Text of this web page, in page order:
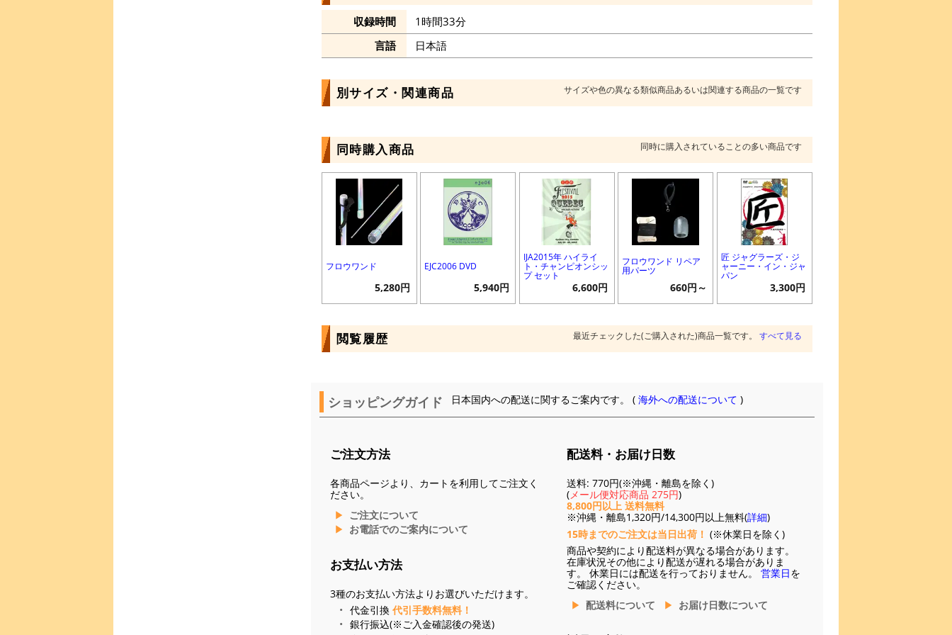
収録時間
1時間33分
言語
日本語
別サイズ・関連商品 サイズや色の異なる類似商品あるいは関連する商品の一覧です
同時購入商品 同時に購入されていることの多い商品です
フロウワンド
5,280円
EJC2006 DVD
5,940円
IJA2015年 ハイライ
ト・チャンピオンシッ
プ セット
6,600円
フロウワンド リペア
用パーツ
660円～
匠 ジャグラーズ・ジ
ャーニー・イン・ジャ
パン
3,300円
閲覧履歴 最近チェックした(ご購入された)商品一覧です。 すべて見る
ショッピングガイド 日本国内への配送に関するご案内です。 (海外への配送について )
ご注文方法
各商品ページより、カートを利用してご注文く
ださい。
ご注文について
お電話でのご案内について
お支払い方法
3種のお支払い方法よりお選びいただけます。
代金引換 代引手数料無料！
銀行振込(※ご入金確認後の発送)
配送料・お届け日数
送料: 770円(※沖縄・離島を除く)
(メール便対応商品 275円)
8,800円以上 送料無料
※沖縄・離島1,320円/14,300円以上無料(詳細)
15時までのご注文は当日出荷！ (※休業日を除く)
商品や契約により配送料が異なる場合があります。
在庫状況その他により配送が遅れる場合がありま
す。 休業日には配送を行っておりません。 営業日を
ご確認ください。
配送料について
お届け日数について